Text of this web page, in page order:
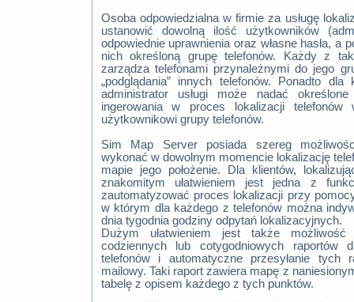
Osoba odpowiedzialna w firmie za usługę
ustanowić dowolną ilość użytkowników
odpowiednie uprawnienia oraz własne hasła, a
nich określoną grupę telefonów. Każdy z
zarządza telefonami przynależnymi do jego
„podglądania” innych telefonów. Ponadto
administrator usługi może nadać
ingerowania w proces lokalizacji
użytkownikowi grupy telefonów.
Sim Map Server posiada szereg
wykonać w dowolnym momencie lokalizację
mapie jego położenie. Dla klientów,
znakomitym ułatwieniem jest jedna z
zautomatyzować proces lokalizacji przy
w którym dla każdego z telefonów można
dnia tygodnia godziny odpytań lokalizacyjnych.
Dużym ułatwieniem jest także możliwość
codziennych lub cotygodniowych raportów
telefonów i automatyczne przesyłanie tych
mailowy. Taki raport zawiera mapę z
tabelę z opisem każdego z tych punktów.